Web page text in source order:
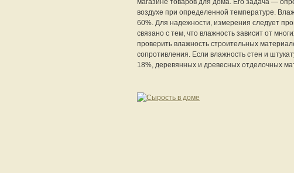
магазине товаров для дома. Его задача —
воздухе при определенной температуре.
60%. Для надежности, измерения следует
связано с тем, что влажность зависит от
проверить влажность строительных
сопротивления. Если влажность стен и
18%, деревянных и древесных отделочных